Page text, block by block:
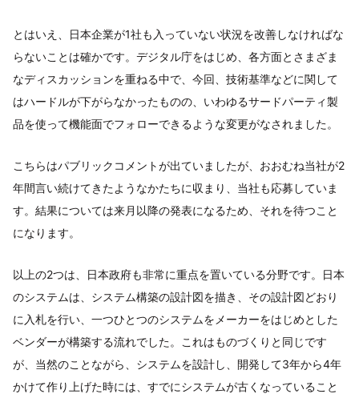
とはいえ、日本企業が1社も入っていない状況を改善しなければな
らないことは確かです。デジタル庁をはじめ、各方面とさまざま
なディスカッションを重ねる中で、今回、技術基準などに関して
はハードルが下がらなかったものの、いわゆるサードパーティ製
品を使って機能面でフォローできるような変更がなされました。
こちらはパブリックコメントが出ていましたが、おおむね当社が2
年間言い続けてきたようなかたちに収まり、当社も応募していま
す。結果については来月以降の発表になるため、それを待つこと
になります。
以上の2つは、日本政府も非常に重点を置いている分野です。日本
のシステムは、システム構築の設計図を描き、その設計図どおり
に入札を行い、一つひとつのシステムをメーカーをはじめとした
ベンダーが構築する流れでした。これはものづくりと同じです
が、当然のことながら、システムを設計し、開発して3年から4年
かけて作り上げた時には、すでにシステムが古くなっていること